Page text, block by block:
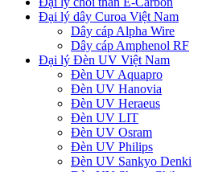
Đại lý dây Curoa Việt Nam
Dây cáp Alpha Wire
Dây cáp Amphenol RF
Đại lý Đèn UV Việt Nam
Đèn UV Aquapro
Đèn UV Hanovia
Đèn UV Heraeus
Đèn UV LIT
Đèn UV Osram
Đèn UV Philips
Đèn UV Sankyo Denki